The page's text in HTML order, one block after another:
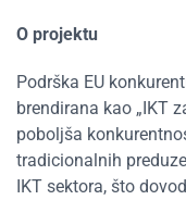
O projektu
Podrška EU
brendirana kao „IKT
poboljša
tradicionalnih
IKT sektora, što